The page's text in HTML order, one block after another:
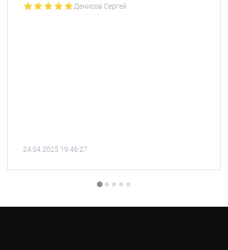
Денисов Сергей
24.04.2025 19:46:27